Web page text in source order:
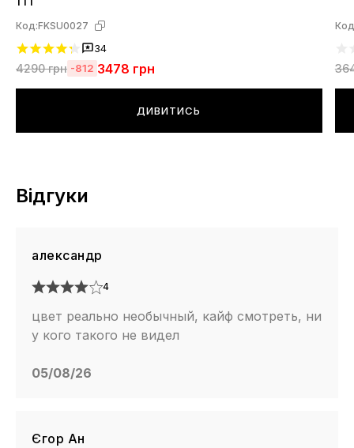
Код:FKSU0027
34
4290грн -812 3478 грн
ДИВИТИСЬ
Відгуки
александр
4
цвет реально необычный, кайф смотреть, ни
у кого такого не видел
05/08/26
Єгор Ан